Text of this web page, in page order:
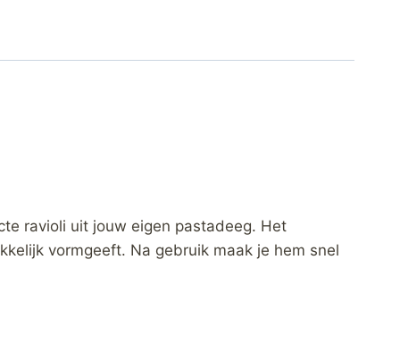
ravioli uit jouw eigen pastadeeg. Het
vormgeeft. Na gebruik maak je hem snel